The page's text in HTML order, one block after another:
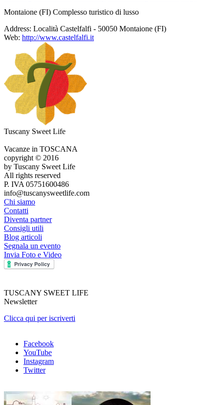
Montaione (FI) Complesso turistico di lusso
Address: Località Castelfalfi - 50050 Montaione (FI)
Web: http://www.castelfalfi.it
Tuscany Sweet Life
Vacanze in TOSCANA
copyright © 2016
by Tuscany Sweet Life
All rights reserved
P. IVA 05751600486
info@tuscanysweetlife.com
Chi siamo
Contatti
Diventa partner
Consigli utili
Blog articoli
Segnala un evento
Invia Foto e Video
TUSCANY SWEET LIFE
Newsletter
Clicca qui per iscriverti
Facebook
YouTube
Instagram
Twitter